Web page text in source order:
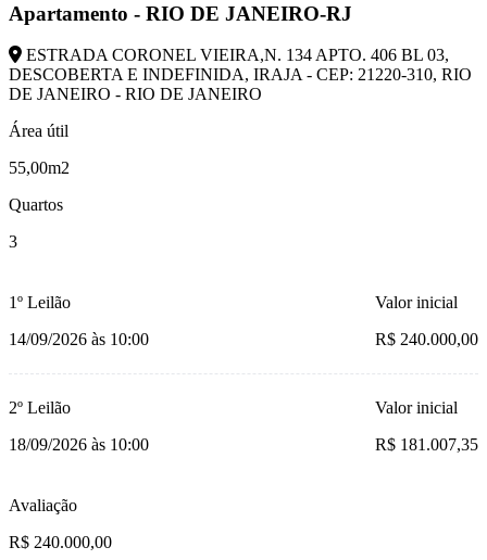
Apartamento - RIO DE JANEIRO-RJ
ESTRADA CORONEL VIEIRA,N. 134 APTO. 406 BL 03,
DESCOBERTA E INDEFINIDA, IRAJA - CEP: 21220-310, RIO
DE JANEIRO - RIO DE JANEIRO
Área útil
55,00m2
Quartos
3
1º Leilão
14/09/2026 às 10:00
Valor inicial
R$ 240.000,00
2º Leilão
18/09/2026 às 10:00
Valor inicial
R$ 181.007,35
Avaliação
R$ 240.000,00